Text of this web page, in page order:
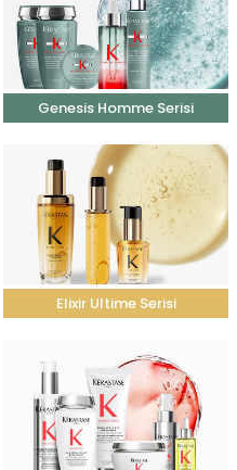
Genesis Homme Serisi
Elixir Ultime Serisi